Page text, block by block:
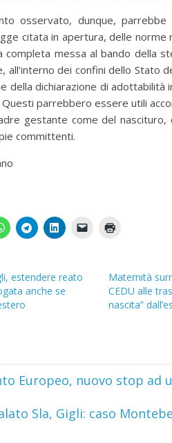
osservato, dunque,
citata in apertura, delle norme
completa messa al bando della
all’interno dei confini dello Stato
della dichiarazione di adottabilità
parrebbero essere utili
gestante come del
committenti.
estendere reato
anche se
Maternità
CEDU alle
nascita”
Europeo, nuovo stop
Sla, Gigli: caso